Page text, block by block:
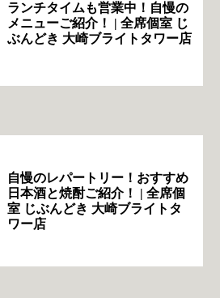
ランチタイムも営業中！自慢の
メニューご紹介！ | 全席個室 じ
ぶんどき 大崎ブライトタワー店
自慢のレパートリー！おすすめ
日本酒と焼酎ご紹介！ | 全席個
室 じぶんどき 大崎ブライトタ
ワー店